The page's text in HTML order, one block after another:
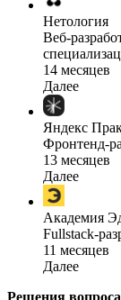
Нетология
Веб-
14 месяцев
Далее
Яндекс
Фронтенд-
13 месяцев
Далее
Академия
Fullstack-
11 месяцев
Далее